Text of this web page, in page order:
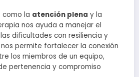
como la atención plena y la
nos ayuda a manejar el
dificultades con resiliencia y
permite fortalecer la conexión
los miembros de un equipo,
pertenencia y compromiso